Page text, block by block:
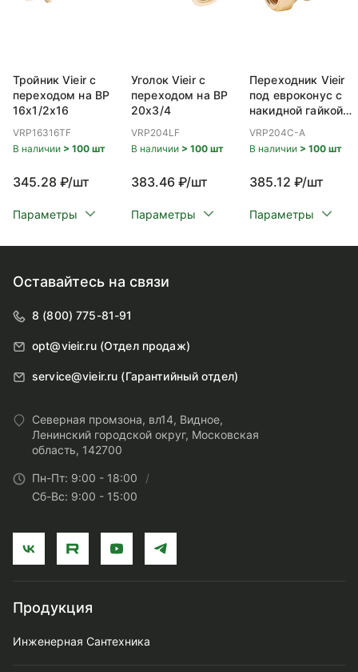
Тройник Vieir с
переходом на ВР
16x1/2x16
VRP16316TF
В наличии > 100 шт
345.28 ₽/шт
Параметры
Уголок Vieir с
переходом на ВР
20x3/4
VRP204LF
В наличии > 100 шт
383.46 ₽/шт
Параметры
Переходник Vieir
под евроконус с
накидной гайкой
VRP204C-A
В наличии > 100 шт
385.12 ₽/шт
Параметры
Оставайтесь на связи
8 (800) 775-81-91
opt@vieir.ru (Отдел продаж)
service@vieir.ru (Гарантийный отдел)
Северная промзона, вл14, Видное,
Ленинский городской округ, Московская
область, 142700
Пн-Пт: 9:00 - 18:00
Сб-Вс: 9:00 - 15:00
Продукция
Инженерная Сантехника